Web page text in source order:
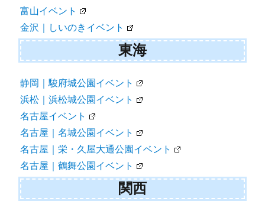
富山イベント
金沢｜しいのきイベント
東海
静岡｜駿府城公園イベント
浜松｜浜松城公園イベント
名古屋イベント
名古屋｜名城公園イベント
名古屋｜栄・久屋大通公園イベント
名古屋｜鶴舞公園イベント
関西